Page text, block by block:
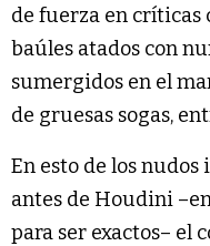
de fuerza en críticas
baúles atados con
sumergidos en el
de gruesas sogas,
En esto de los nudos
antes de Houdini
para ser exactos– el